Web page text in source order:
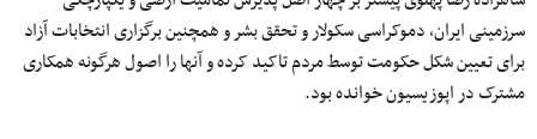
سرزمینی ایران، دموکراسی سکولار و تحقق بشر و همچنین برگزاری انتخابات آزاد
برای تعیین شکل حکومت توسط مردم تاکید کرده و آنها را اصول هرگونه همکاری
مشترک در اپوزیسیون خوانده بود.